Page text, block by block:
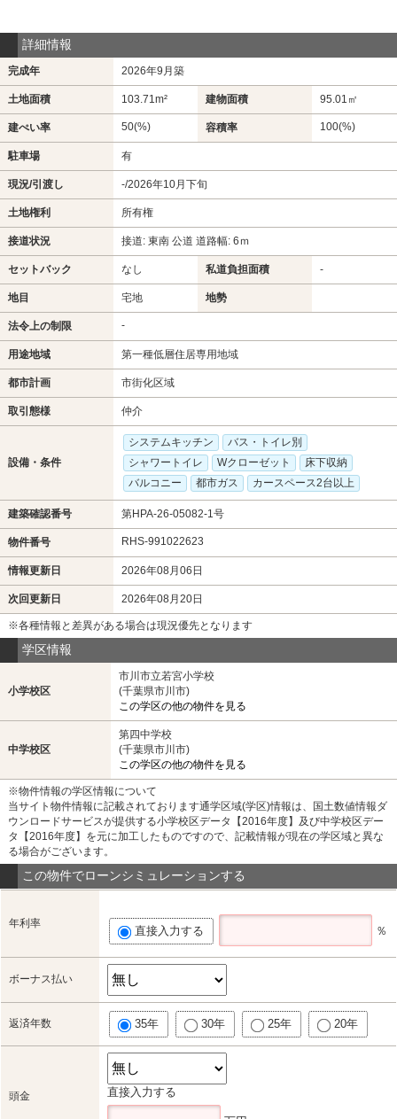
詳細情報
完成年 2026年9月築
土地面積 103.71m² 建物面積 95.01㎡
建ぺい率 50(%) 容積率 100(%)
駐車場 有
現況/引渡し -/2026年10月下旬
土地権利 所有権
接道状況 接道: 東南 公道 道路幅: 6ｍ
セットバック なし 私道負担面積 -
地目 宅地 地勢
法令上の制限 -
用途地域 第一種低層住居専用地域
都市計画 市街化区域
取引態様 仲介
設備・条件
システムキッチン
バス・トイレ別
シャワートイレ
Wクローゼット
床下収納
バルコニー
都市ガス カースペース2台以上
建築確認番号 第HPA-26-05082-1号
物件番号 RHS-991022623
情報更新日 2026年08月06日
次回更新日 2026年08月20日
※各種情報と差異がある場合は現況優先となります
学区情報
小学校区
市川市立若宮小学校
(千葉県市川市)
この学区の他の物件を見る
中学校区
第四中学校
(千葉県市川市)
この学区の他の物件を見る
※物件情報の学区情報について
当サイト物件情報に記載されております通学区域(学区)情報は、国土数値情報ダ
ウンロードサービスが提供する小学校区データ【2016年度】及び中学校区デー
タ【2016年度】を元に加工したものですので、記載情報が現在の学区域と異な
る場合がございます。
この物件でローンシミュレーションする
年利率
直接入力する ％
ボーナス払い
返済年数 35年 30年 25年 20年
頭金 直接入力する